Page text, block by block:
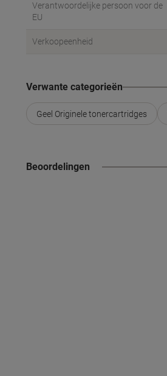
Verantwoordelijke persoon voor de
EU
Verkoopeenheid
Verwante categorieën
Geel Originele tonercartridges
Beoordelingen